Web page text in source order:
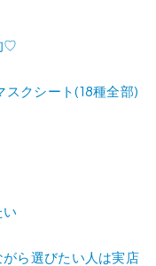
♡
スクシート(18種全部)
ら選びたい人は実店